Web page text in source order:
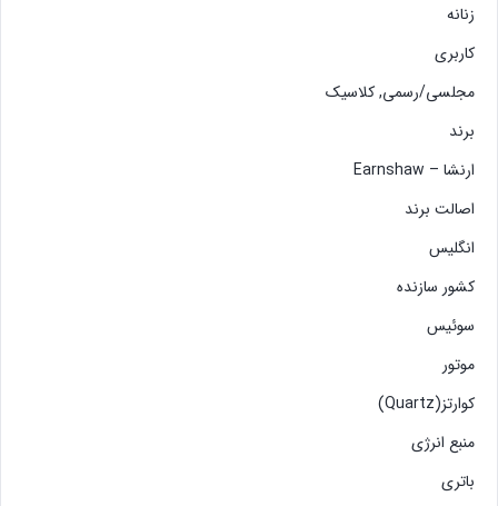
زنانه
کاربری
مجلسی/رسمی, کلاسیک
برند
ارنشا – Earnshaw
اصالت برند
انگلیس
کشور سازنده
سوئیس
موتور
کوارتز(Quartz)
منبع انرژی
باتری